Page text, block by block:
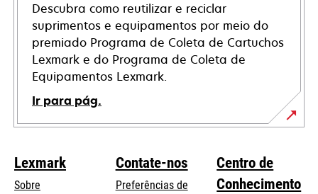
Descubra como reutilizar e reciclar
suprimentos e equipamentos por meio do
premiado Programa de Coleta de Cartuchos
Lexmark e do Programa de Coleta de
Equipamentos Lexmark.
Ir para pág.
Lexmark
Sobre
Contate-nos
Preferências de
Centro de
Conhecimento